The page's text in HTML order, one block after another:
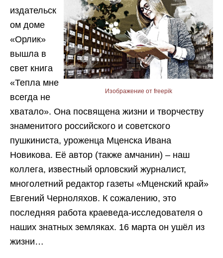
Изображение от freepik
издательск
ом доме
«Орлик»
вышла в
свет книга
«Тепла мне
всегда не
хватало». Она посвящена жизни и творчеству
знаменитого российского и советского
пушкиниста, уроженца Мценска Ивана
Новикова. Её автор (также амчанин) – наш
коллега, известный орловский журналист,
многолетний редактор газеты «Мценский край»
Евгений Черноляхов. К сожалению, это
последняя работа краеведа-исследователя о
наших знатных земляках. 16 марта он ушёл из
жизни…